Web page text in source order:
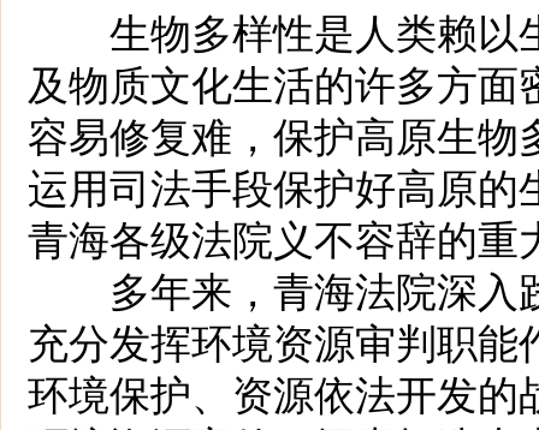
生物多样性是人类赖以
及物质文化生活的许多方
容易修复难，保护高原生
运用司法手段保护好高原的
青海各级法院义不容辞的重
多年来，青海法院深入
充分发挥环境资源审判职
环境保护、资源依法开发